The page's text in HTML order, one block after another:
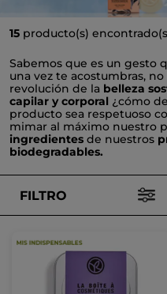
15 producto(s)
Sabemos que es un gesto
una vez te acostumbras,
revolución de la belleza
capilar y corporal ¿cómo
producto sea respetuoso
mimar al máximo nuestro
ingredientes de nuestros
biodegradables.
FILTRO